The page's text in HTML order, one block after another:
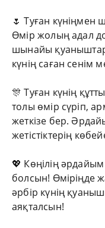
🌷 Туған күніңмен
Өмір жолың адал
шынайы
күнің саған сенім
🎊 Туған күнің
толы өмір сүріп,
жеткізе бер.
жетістіктерің
💖 Көңілің
болсын! Өміріңде
әрбір күнің
аяқталсын!